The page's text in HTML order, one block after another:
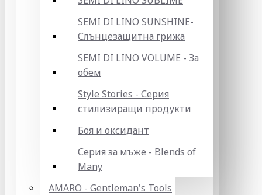
SEMI DI LINO SUNSHINE-
Слънцезащитна грижа
SEMI DI LINO VOLUME - За
обем
Style Stories - Серия
стилизиращи продукти
Боя и оксидант
Серия за мъже - Blends of
Many
AMARO - Gentleman's Tools